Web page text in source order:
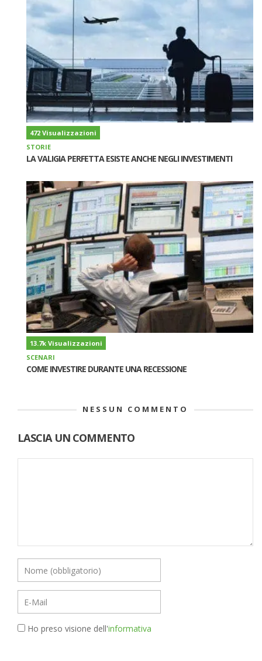
472 Visualizzazioni
STORIE
LA VALIGIA PERFETTA ESISTE ANCHE NEGLI INVESTIMENTI
13.7k Visualizzazioni
SCENARI
COME INVESTIRE DURANTE UNA RECESSIONE
NESSUN COMMENTO
LASCIA UN COMMENTO
Ho preso visione dell'informativa